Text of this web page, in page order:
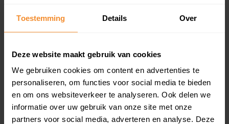
Toestemming Details Over
Deze website maakt gebruik van cookies
We gebruiken cookies om content en advertenties te
personaliseren, om functies voor social media te bieden
en om ons websiteverkeer te analyseren. Ook delen we
informatie over uw gebruik van onze site met onze
partners voor social media, adverteren en analyse. Deze
en koopdatum) binnen een postcodegebied. Dit
inclusief een jaar lang gratis updates van nieuwe
Bekijk product
Direct leverbaar